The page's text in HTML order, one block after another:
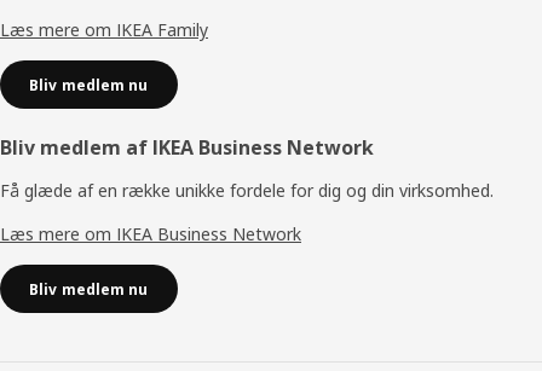
Læs mere om IKEA Family
Bliv medlem nu
Bliv medlem af IKEA Business Network
Få glæde af en række unikke fordele for dig og din virksomhed.
Læs mere om IKEA Business Network
Bliv medlem nu